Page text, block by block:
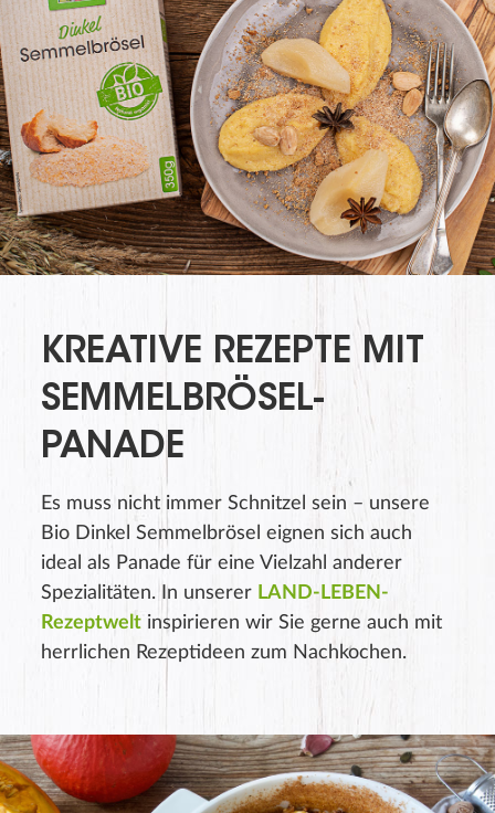
KREATIVE REZEPTE MIT
SEMMELBRÖSEL-
PANADE
Es muss nicht immer Schnitzel sein – unsere
Bio Dinkel Semmelbrösel eignen sich auch
ideal als Panade für eine Vielzahl anderer
Spezialitäten. In unserer LAND-LEBEN-
Rezeptweltinspirieren wir Sie gerne auch mit
herrlichen Rezeptideen zum Nachkochen.